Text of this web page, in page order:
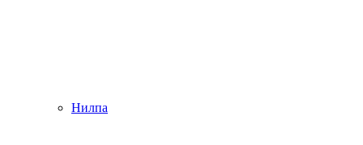
Нилпа